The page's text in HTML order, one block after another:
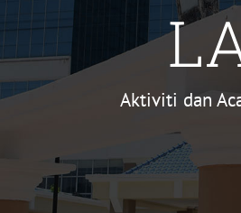
Aktiviti dan